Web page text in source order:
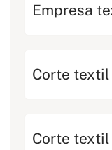
Empresa
Corte textil
Corte textil